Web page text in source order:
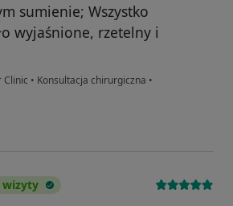
sumienie; Wszystko
wyjaśnione, rzetelny i
Clinic • Konsultacja chirurgiczna •
wizyty